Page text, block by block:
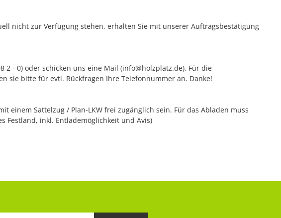
nicht zur Verfügung stehen, erhalten Sie mit unserer Auftragsbestätigung
- 0) oder schicken uns eine Mail (info@holzplatz.de). Für die
sie bitte für evtl. Rückfragen Ihre Telefonnummer an. Danke!
einem Sattelzug / Plan-LKW frei zugänglich sein. Für das Abladen muss
Festland, inkl. Entlademöglichkeit und Avis)